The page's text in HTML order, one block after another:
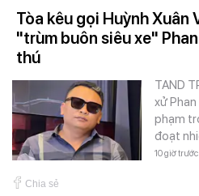
Tòa kêu gọi Huỳnh Xuân
"trùm buôn siêu xe"
thú
TAND
xử
phạm
đoạt
10 giờ trước
Chia sẻ